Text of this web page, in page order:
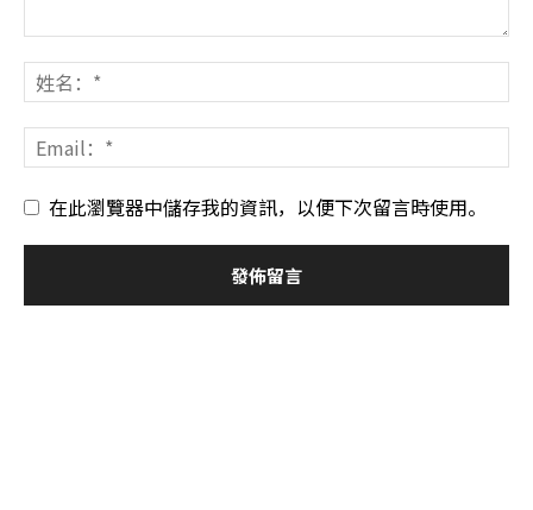
在此瀏覽器中儲存我的資訊，以便下次留言時使用。